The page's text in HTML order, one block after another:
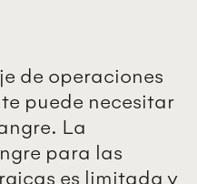
de operaciones
puede necesitar
La
para las
es limitada y